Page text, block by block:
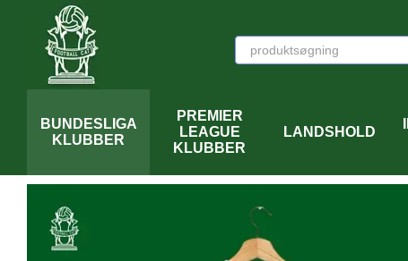
Перейти к основному контенту
BUNDESLIGA
KLUBBER
PREMIER
LEAGUE
KLUBBER
LANDSHOLD